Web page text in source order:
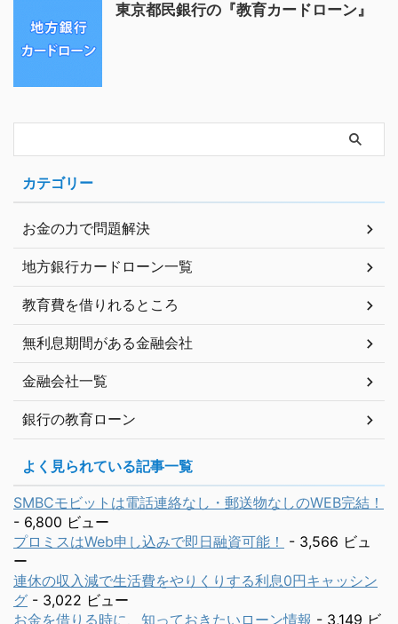
東京都民銀行の『教育カードローン』
カテゴリー
お金の力で問題解決
地方銀行カードローン一覧
教育費を借りれるところ
無利息期間がある金融会社
金融会社一覧
銀行の教育ローン
よく見られている記事一覧
SMBCモビットは電話連絡なし・郵送物なしのWEB完結！
- 6,800 ビュー
プロミスはWeb申し込みで即日融資可能！
- 3,566 ビュ
ー
連休の収入減で生活費をやりくりする利息0円キャッシン
グ - 3,022 ビュー
お金を借りる時に、知っておきたいローン情報 - 3,149 ビ